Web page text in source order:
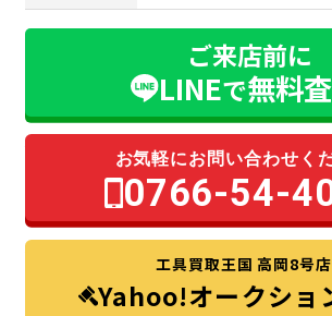
ご来店前に
LINEで無料
お気軽にお問い合わせく
0766-54-
工具買取王国 高岡8号店
Yahoo!オークショ